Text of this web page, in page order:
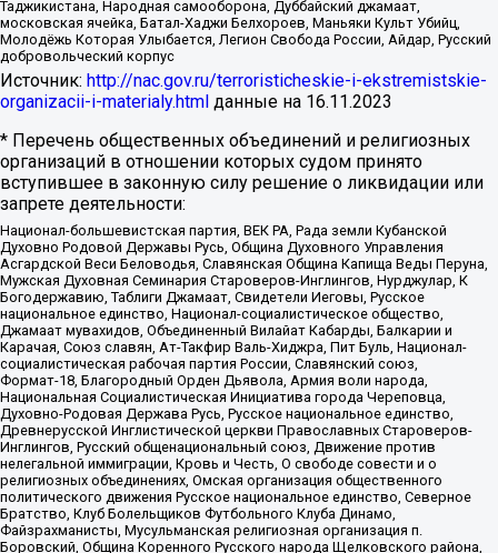
Таджикистана, Народная самооборона, Дуббайский джамаат,
московская ячейка, Батал-Хаджи Белхороев, Маньяки Культ Убийц,
Молодёжь Которая Улыбается, Легион Свобода России, Айдар, Русский
добровольческий корпус
Источник: http://nac.gov.ru/terroristicheskie-i-ekstremistskie-
organizacii-i-materialy.html данные на 16.11.2023
* Перечень общественных объединений и религиозных
организаций в отношении которых судом принято
вступившее в законную силу решение о ликвидации или
запрете деятельности:
Национал-большевистская партия, ВЕК РА, Рада земли Кубанской
Духовно Родовой Державы Русь, Община Духовного Управления
Асгардской Веси Беловодья, Славянская Община Капища Веды Перуна,
Мужская Духовная Семинария Староверов-Инглингов, Нурджулар, К
Богодержавию, Таблиги Джамаат, Свидетели Иеговы, Русское
национальное единство, Национал-социалистическое общество,
Джамаат мувахидов, Объединенный Вилайат Кабарды, Балкарии и
Карачая, Союз славян, Ат-Такфир Валь-Хиджра, Пит Буль, Национал-
социалистическая рабочая партия России, Славянский союз,
Формат-18, Благородный Орден Дьявола, Армия воли народа,
Национальная Социалистическая Инициатива города Череповца,
Духовно-Родовая Держава Русь, Русское национальное единство,
Древнерусской Инглистической церкви Православных Староверов-
Инглингов, Русский общенациональный союз, Движение против
нелегальной иммиграции, Кровь и Честь, О свободе совести и о
религиозных объединениях, Омская организация общественного
политического движения Русское национальное единство, Северное
Братство, Клуб Болельщиков Футбольного Клуба Динамо,
Файзрахманисты, Мусульманская религиозная организация п.
Боровский, Община Коренного Русского народа Щелковского района,